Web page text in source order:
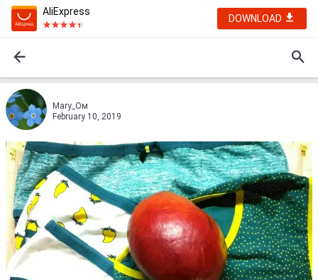
AliExpress
DOWNLOAD
Mary_Oм
February 10, 2019